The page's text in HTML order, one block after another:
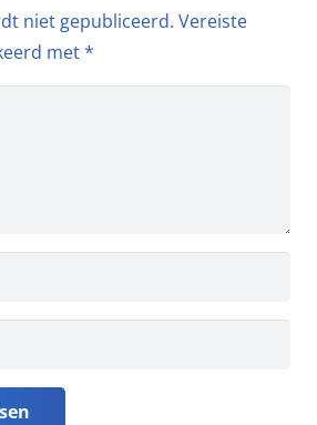
niet gepubliceerd. Vereiste
met*